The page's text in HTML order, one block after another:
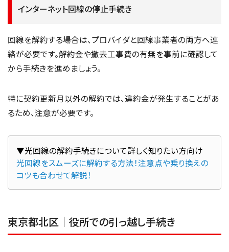
インターネット回線の停止手続き
回線を解約する場合は、プロバイダと回線事業者の両方へ連
絡が必要です。解約金や撤去工事費の有無を事前に確認して
から手続きを進めましょう。
特に契約更新月以外の解約では、違約金が発生することがあ
るため、注意が必要です。
光回線をスムーズに解約する方法！注意点や乗り換えの
コツも合わせて解説！
東京都北区｜役所での引っ越し手続き